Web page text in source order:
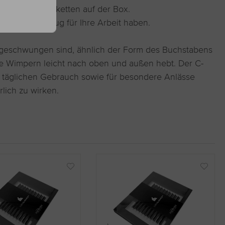
die Farbetiketten auf der Box.
Werkzeug für Ihre Arbeit haben.
sind, ähnlich der Form des Buchstabens
leicht nach oben und außen hebt. Der C-
Gebrauch sowie für besondere Anlässe
zu wirken.